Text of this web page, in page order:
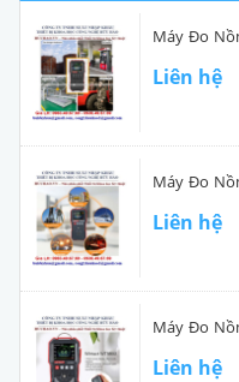
Máy Đo
Liên hệ
Máy Đo
Liên hệ
Máy Đo
Liên hệ